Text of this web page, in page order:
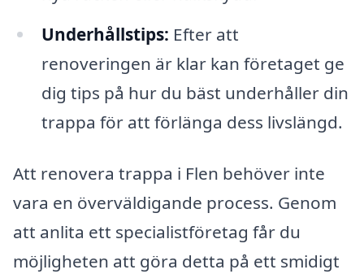
Underhållstips: Efter att
renoveringen är klar kan företaget ge
dig tips på hur du bäst underhåller din
trappa för att förlänga dess livslängd.
Att renovera trappa i Flen behöver inte
vara en överväldigande process. Genom
att anlita ett specialistföretag får du
möjligheten att göra detta på ett smidigt